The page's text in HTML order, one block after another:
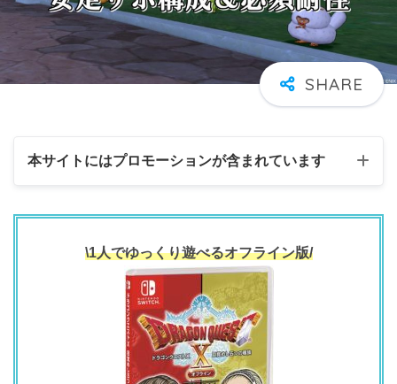
本サイトにはプロモーションが含まれています
\1人でゆっくり遊べるオフライン版/